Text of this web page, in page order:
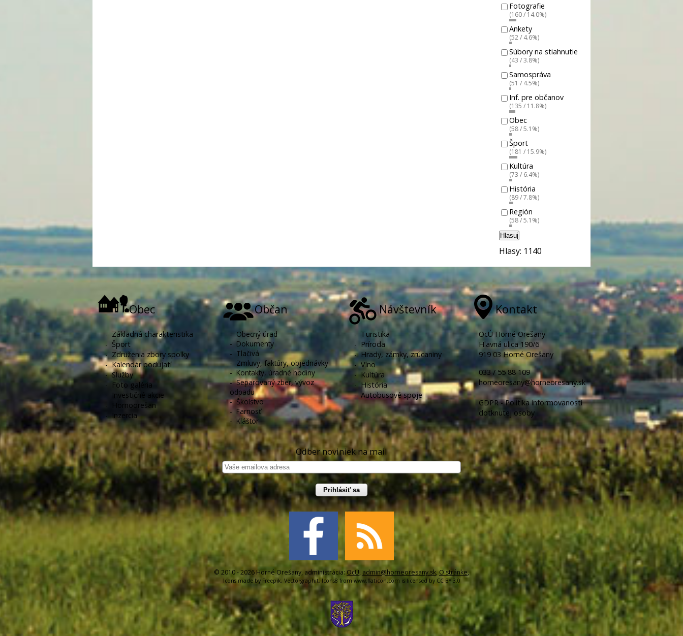
Fotografie
(160 / 14.0%)
Ankety
(52 / 4.6%)
Súbory na stiahnutie
(43 / 3.8%)
Samospráva
(51 / 4.5%)
Inf. pre občanov
(135 / 11.8%)
Obec
(58 / 5.1%)
Šport
(181 / 15.9%)
Kultúra
(73 / 6.4%)
História
(89 / 7.8%)
Región
(58 / 5.1%)
Hlasuj
Hlasy: 1140
Obec
- Základná charakteristika
- Šport
- Združenia zbory spolky
-Kalendár podujatí
-Služby
- Foto galéria
- Investičné akcie
-
Hornoorešan
-
Inzercia
Občan
- Obecný úrad
-Dokumenty
- Tlačivá
- Zmluvy, faktúry, objednávky
- Kontakty, úradné hodiny
-Separovaný zber, vývoz
odpadu
- Školstvo
- Farnosť
- Kláštor
Návštevník
- Turistika
- Príroda
-Hrady, zámky, zrúcaniny
-Víno
- Kultúra
- História
-Autobusové spoje
Kontakt
OcÚ Horné Orešany
Hlavná ulica 190/6
919 03 Horné Orešany
033 / 55 88 109
horneoresany@horneoresany.sk
GDPR - Politika informovanosti
dotknutej osoby
Odber noviniek na mail
Prihlásiť sa
© 2010 - 2026 Horné Orešany, administrácia: OcU, admin@horneoresany.sk,O stránke,
Icons made by Freepik, Vectorgraphit,Icons8 fromwww.flaticon.com is licensed by CC BY 3.0